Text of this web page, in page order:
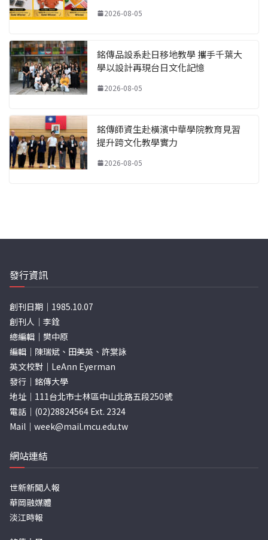
2026-08-05
銘傳品設系赴日移地教學 攜手千葉大
學以設計再現台日文化記憶
2026-08-05
銘傳師資生赴橫濱中華學院教育見習
提升跨文化教學實力
2026-08-05
發行資訊
創刊日期｜1985.10.07
創刊人｜李銓
總編輯｜樊中原
編輯｜陳瑞斌、田美英、許棠詠
英文校對｜LeAnn Eyerman
發行｜銘傳大學
地址｜111台北市士林區中山北路五段250號
電話｜(02)28824564 Ext. 2324
Mail｜ week@mail.mcu.edu.tw
網站連結
世新新聞人報
華岡融媒體
淡江時報